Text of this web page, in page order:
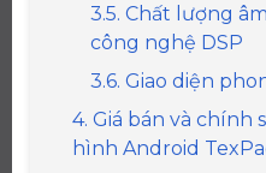
3.5. Chất lượng
công nghệ DSP
3.6. Giao diện
4. Giá bán và chính
hình Android